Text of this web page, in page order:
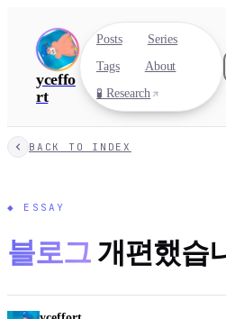
yceffo
rt
Posts
Series
Tags
About
🧪 Research
BACK TO INDEX
◆ ESSAY
블로그 개편했습